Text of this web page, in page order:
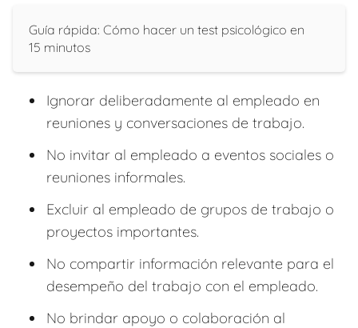
Guía rápida: Cómo hacer un test psicológico en
15 minutos
Ignorar deliberadamente al empleado en
reuniones y conversaciones de trabajo.
No invitar al empleado a eventos sociales o
reuniones informales.
Excluir al empleado de grupos de trabajo o
proyectos importantes.
No compartir información relevante para el
desempeño del trabajo con el empleado.
No brindar apoyo o colaboración al